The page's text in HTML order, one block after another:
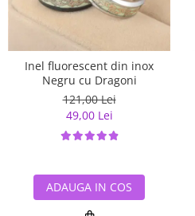
Inel fluorescent din inox
Negru cu Dragoni
121,00 Lei
49,00 Lei
ADAUGA IN COS